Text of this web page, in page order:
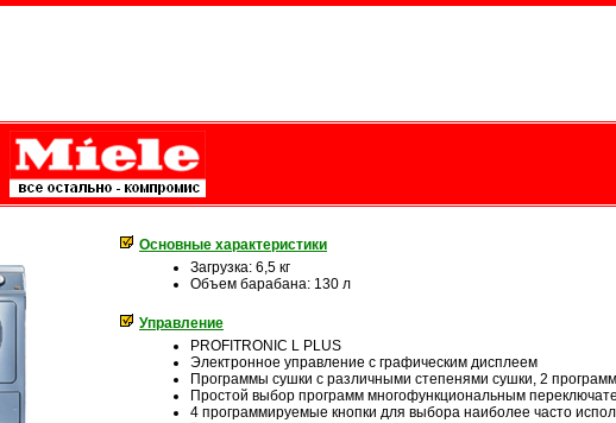
Основные характеристики
Загрузка: 6,5 кг
Объем барабана: 130 л
Управление
PROFITRONIC L PLUS
Электронное управление с графическим дисплеем
Программы сушки с различными степенями сушки, 2
Простой выбор программ многофункциональным
4 программируемые кнопки для выбора наиболее часто